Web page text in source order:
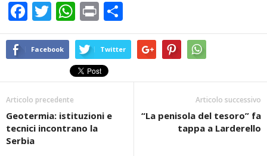
F
a
c
b
o
o
k
T
wi
tt
W
h
at
s
A
p
Pr
in
t
o
n
vi
Facebook Twitter
Articolo precedente
Geotermia: istituzioni e
tecnici incontrano la
Serbia
Articolo successivo
“La penisola del tesoro” fa
tappa a Larderello